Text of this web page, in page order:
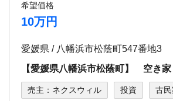
希望価格
10万円
愛媛県 / 八幡浜市松蔭町547番地3
【愛媛県八幡浜市松蔭町】 空き家
売主：ネクスウィル 投資 古民